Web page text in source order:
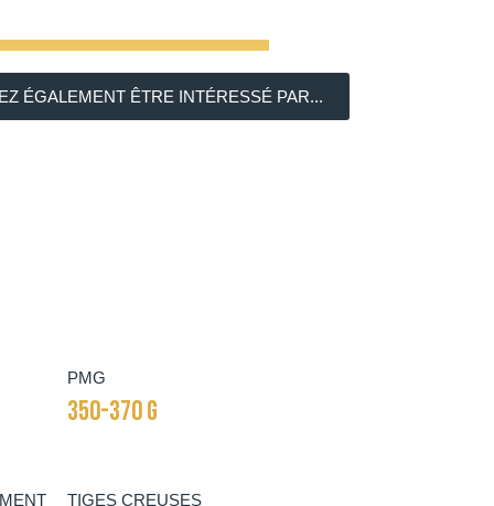
ÉGALEMENT ÊTRE INTÉRESSÉ PAR...
PMG
350-370 G
TIGES CREUSES